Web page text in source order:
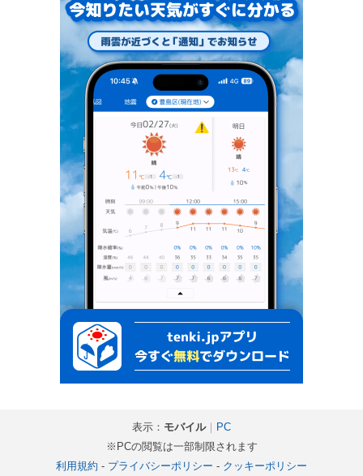
表示： モバイル｜
PC
※PCの閲覧は一部制限されます
利用規約 - プライバシーポリシー - クッキーポリシー